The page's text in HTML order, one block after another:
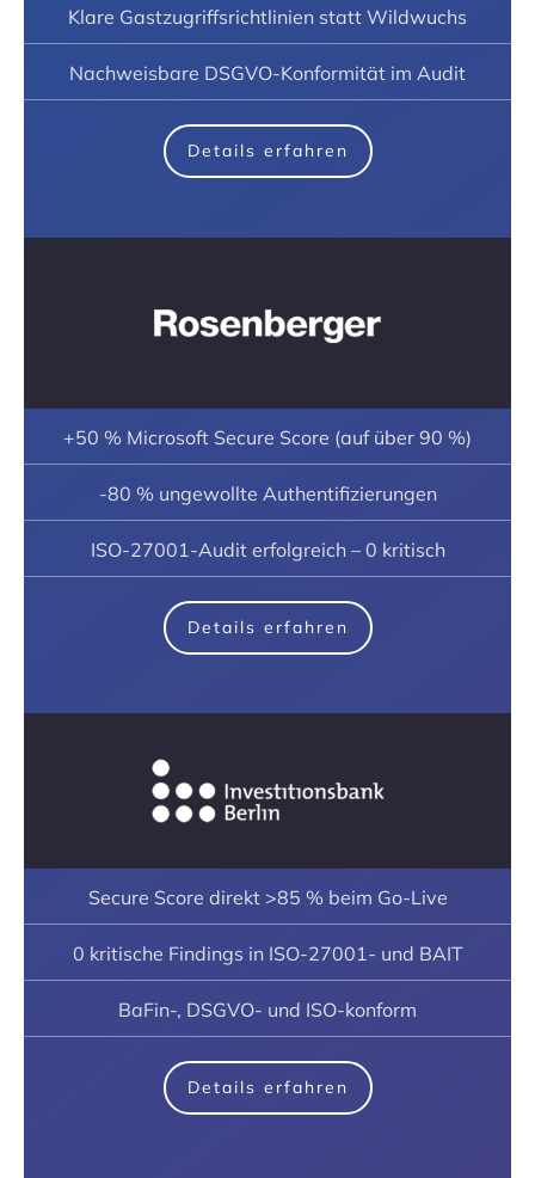
Klare Gastzugriffsrichtlinien statt Wildwuchs
Nachweisbare DSGVO-Konformität im Audit
Details erfahren
+50 % Microsoft Secure Score (auf über 90 %)
-80 % ungewollte Authentifizierungen
ISO-27001-Audit erfolgreich – 0 kritisch
Details erfahren
Secure Score direkt >85 % beim Go-Live
0 kritische Findings in ISO-27001- und BAIT
BaFin-, DSGVO- und ISO-konform
Details erfahren